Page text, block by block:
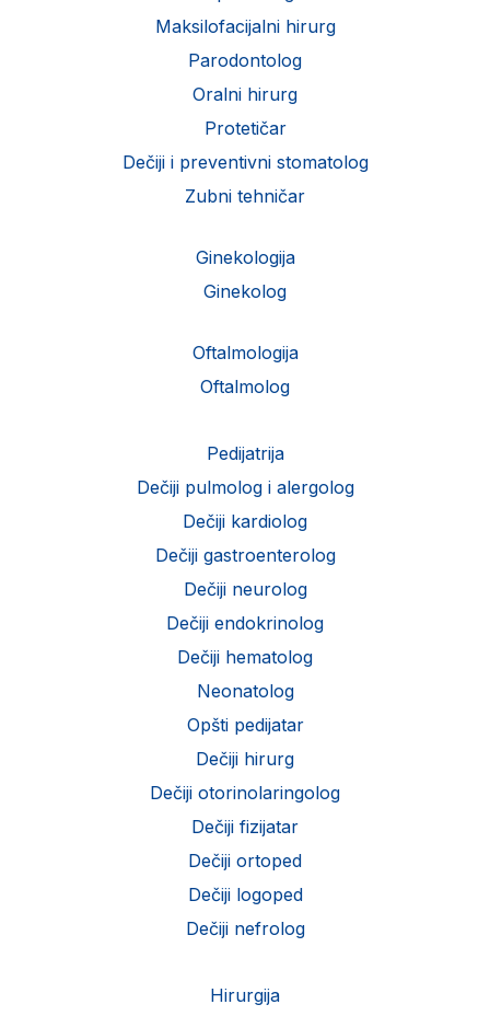
Maksilofacijalni hirurg
Parodontolog
Oralni hirurg
Protetičar
Dečiji i preventivni stomatolog
Zubni tehničar
Ginekologija
Ginekolog
Oftalmologija
Oftalmolog
Pedijatrija
Dečiji pulmolog i alergolog
Dečiji kardiolog
Dečiji gastroenterolog
Dečiji neurolog
Dečiji endokrinolog
Dečiji hematolog
Neonatolog
Opšti pedijatar
Dečiji hirurg
Dečiji otorinolaringolog
Dečiji fizijatar
Dečiji ortoped
Dečiji logoped
Dečiji nefrolog
Hirurgija